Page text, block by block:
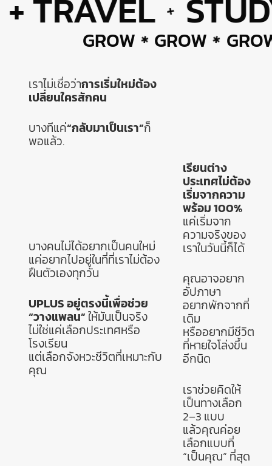
+
GROW✱GROW✱
เราไม่เชื่อว่าการเริ่มใหม่ต้อง
เปลี่ยนใครสักคน
บางทีแค่“กลับมาเป็นเรา”ก็
พอแล้ว.
บางคนไม่ได้อยากเป็นคนใหม่
แค่อยากไปอยู่ในที่ที่เราไม่ต้อง
ฝืนตัวเองทุกวัน
UPLUS อยู่ตรงนี้เพื่อช่วย
“วางแพลน”ให้มันเป็นจริง
ไม่ใช่แค่เลือกประเทศหรือ
โรงเรียน
แต่เลือกจังหวะชีวิตที่เหมาะกับ
คุณ
เรียนต่าง
ประเทศไม่ต้อง
เริ่มจากความ
พร้อม 100%
แค่เริ่มจาก
ความจริงของ
เราในวันนี้ก็ได้
คุณอาจอยาก
อัปภาษา
อยากพักจากที่
เดิม
หรืออยากมีชีวิต
ที่หายใจโล่งขึ้น
อีกนิด
เราช่วยคิดให้
เป็นทางเลือก
2–3 แบบ
แล้วคุณค่อย
เลือกแบบที่
“เป็นคุณ” ที่สุด